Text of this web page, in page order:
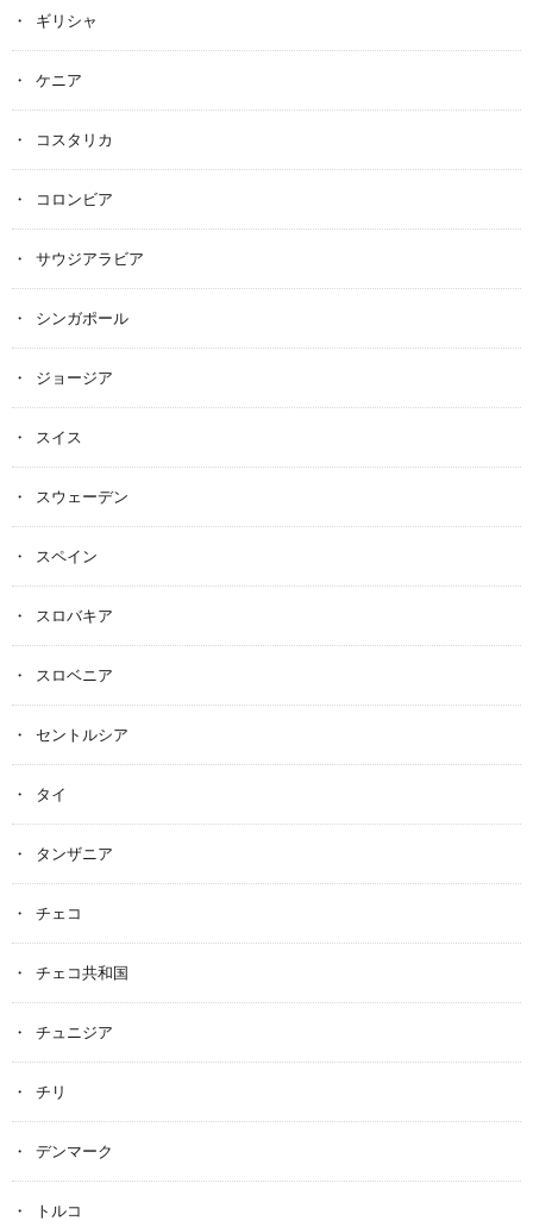
ギリシャ
ケニア
コスタリカ
コロンビア
サウジアラビア
シンガポール
ジョージア
スイス
スウェーデン
スペイン
スロバキア
スロベニア
セントルシア
タイ
タンザニア
チェコ
チェコ共和国
チュニジア
チリ
デンマーク
トルコ